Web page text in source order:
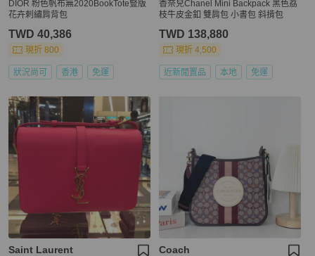
DIOR 粉色帆布無2020BookTote豎版
花卉刺繡肩背包
TWD 40,386
現折 800
狀況尚可 香港 免運
香奈兒Chanel Mini Backpack 黑色荔
枝牛皮金釦 雙肩包 小書包 斜揹包
TWD 138,880
現折 4,500
近新閒置品 本地 免運
Saint Laurent Coach